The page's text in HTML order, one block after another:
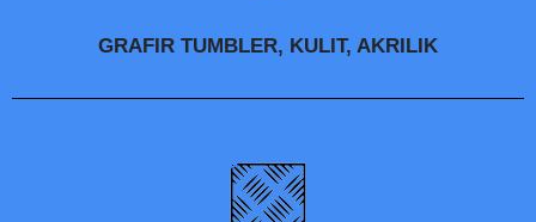
GRAFIR TUMBLER, KULIT, AKRILIK